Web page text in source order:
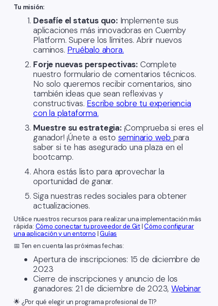
Tu misión:
Desafíe el status quo:Implemente sus
aplicaciones más innovadoras en Cuemby
Platform. Supere los límites. Abrir nuevos
caminos. Pruébalo ahora.
Forje nuevas perspectivas:Complete
nuestro formulario de comentarios técnicos.
No solo queremos recibir comentarios, sino
también ideas que sean reflexivas y
constructivas. Escribe sobre tu experiencia
con la plataforma.
Muestre su estrategia:¡Comprueba si eres el
ganador! ¡Únete a esto seminario web para
saber si te has asegurado una plaza en el
bootcamp.
Ahora estás listo para aprovechar la
oportunidad de ganar.
Siga nuestras redes sociales para obtener
actualizaciones.
Utilice nuestros recursos para realizar una implementación más
rápida: Cómo conectar tu proveedor de Git|Cómo configurar
una aplicación y un entorno |Guías
📅 Ten en cuenta las próximas fechas:
Apertura de inscripciones: 15 de diciembre de
2023
Cierre de inscripciones y anuncio de los
ganadores: 21 de diciembre de 2023, Webinar
🌟 ¿Por qué elegir un programa profesional de TI?